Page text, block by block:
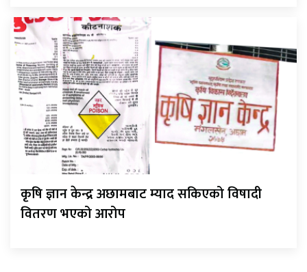
कृषि ज्ञान केन्द्र अछामबाट म्याद सकिएको विषादी
वितरण भएको आरोप